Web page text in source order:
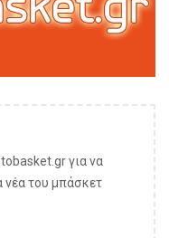
για να
νέα του μπάσκετ